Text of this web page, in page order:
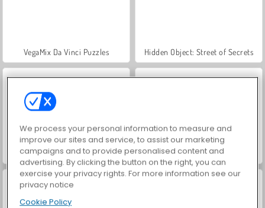
VegaMix Da Vinci Puzzles Hidden Object: Street of Secrets
ASMR Makeover & Makeup Studio Farm Merge Valley
We process your personal information to measure and
improve our sites and service, to assist our marketing
campaigns and to provide personalised content and
advertising. By clicking the button on the right, you can
exercise your privacy rights. For more information see our
privacy notice
Cookie Policy